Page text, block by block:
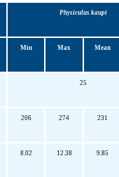
Physiculus kaupi
Min Max Mean
25
206 274 231
8.02 12.38 9.85